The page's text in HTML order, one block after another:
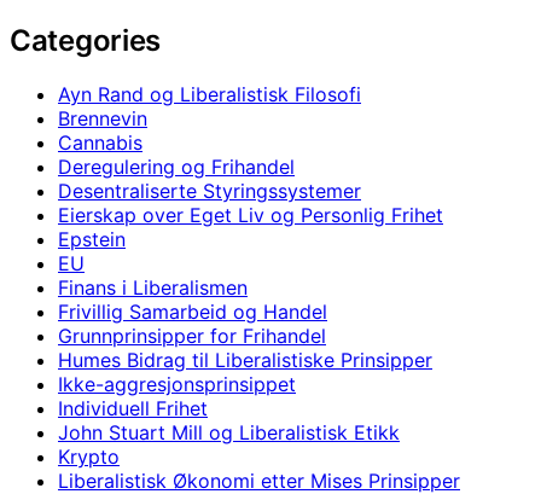
Categories
Ayn Rand og Liberalistisk Filosofi
Brennevin
Cannabis
Deregulering og Frihandel
Desentraliserte Styringssystemer
Eierskap over Eget Liv og Personlig Frihet
Epstein
EU
Finans i Liberalismen
Frivillig Samarbeid og Handel
Grunnprinsipper for Frihandel
Humes Bidrag til Liberalistiske Prinsipper
Ikke-aggresjonsprinsippet
Individuell Frihet
John Stuart Mill og Liberalistisk Etikk
Krypto
Liberalistisk Økonomi etter Mises Prinsipper